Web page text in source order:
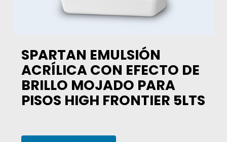
SPARTAN EMULSIÓN
ACRÍLICA CON EFECTO DE
BRILLO MOJADO PARA
PISOS HIGH FRONTIER 5LTS